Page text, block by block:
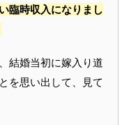
臨時収入になりまし
結婚当初に嫁入り道
を思い出して、見て